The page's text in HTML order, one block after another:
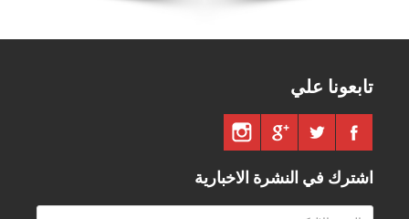
تابعونا علي
اشترك في النشرة الاخبارية